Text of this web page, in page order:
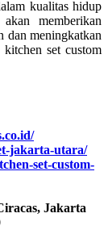
kualitas hidup
memberikan
dan meningkatkan
set custom
jakarta-utara/
set-custom-
Jakarta